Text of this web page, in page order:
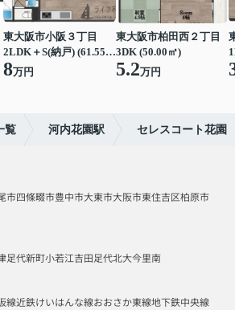
東大阪市小阪３丁目
2LDK＋S(納戸) (61.55㎡)
8万円
東大阪市柏田西２丁目
3DK (50.00㎡)
5.2万円
覧 河内花園駅 セレスコート花園
市四條畷市豊中市大東市大阪市東住吉区柏原市
足代新町小若江吉田足代北大今里南
線近鉄けいはんな線おおさか東線地下鉄中央線